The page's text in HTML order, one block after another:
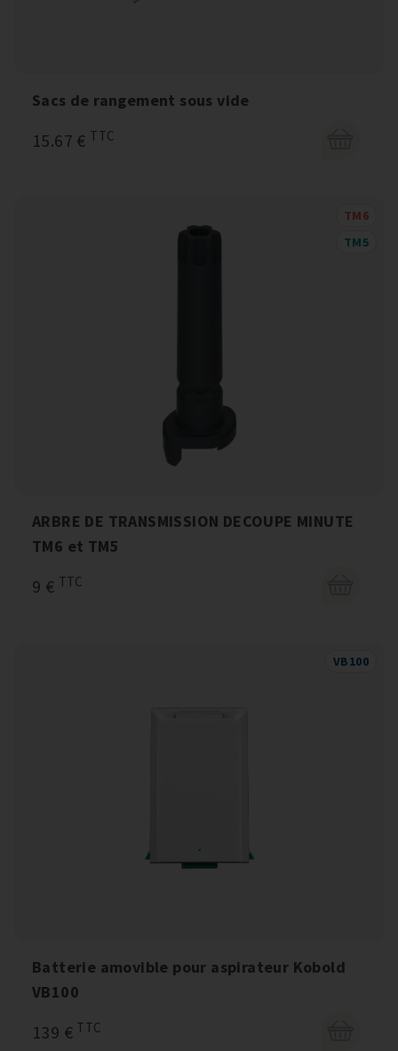
Sacs de rangement sous vide
15.67 € TTC
TM6
TM5
ARBRE DE TRANSMISSION DECOUPE MINUTE
TM6 et TM5
9 € TTC
VB100
Batterie amovible pour aspirateur Kobold
VB100
139 € TTC